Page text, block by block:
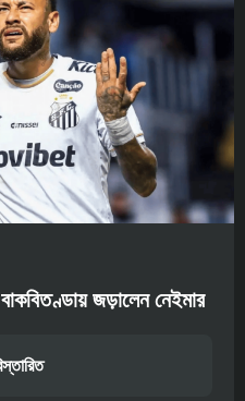
জড়ালেন নেইমার